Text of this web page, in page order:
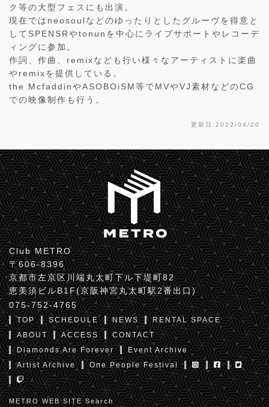
ク等の大型フェスにも出演。
現在ではneosoulなどのゆったりとしたグルーヴを得意と
してSPENSRやtonunを中心にライブサポートやレコーデ
ィングに参加。
作詞、作曲、remixなども行い様々なアーティストに楽曲
やremixを提供している。
the McfaddinやASOBOiSM等でMVやVJ素材などのCG
での映像制作も行う。
更新日:2022/04/20
Club METRO
〒606-8396
京都市左京区川端丸太町下ル下堤町82
恵美須ビルB1F(京阪神宮丸太町駅2番出口)
075-752-4765
TOP SCHEDULE NEWS
RENTAL SPACE
ABOUT
ACCESS
CONTACT
Diamonds Are Forever
Event Archive
Artist Archive
One People Festival
METRO WEB SITE Search